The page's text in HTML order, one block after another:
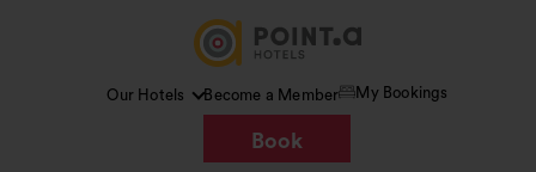
Our Hotels Become a Member My Bookings
Book